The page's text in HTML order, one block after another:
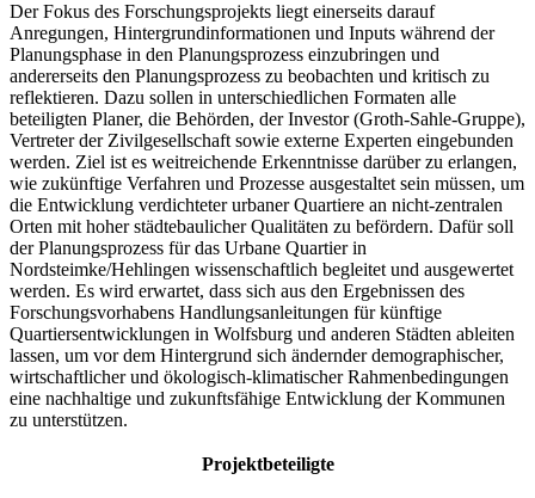
Der Fokus des Forschungsprojekts liegt einerseits darauf
Anregungen, Hintergrundinformationen und Inputs während der
Planungsphase in den Planungsprozess einzubringen und
andererseits den Planungsprozess zu beobachten und kritisch zu
reflektieren. Dazu sollen in unterschiedlichen Formaten alle
beteiligten Planer, die Behörden, der Investor (Groth-Sahle-Gruppe),
Vertreter der Zivilgesellschaft sowie externe Experten eingebunden
werden. Ziel ist es weitreichende Erkenntnisse darüber zu erlangen,
wie zukünftige Verfahren und Prozesse ausgestaltet sein müssen, um
die Entwicklung verdichteter urbaner Quartiere an nicht-zentralen
Orten mit hoher städtebaulicher Qualitäten zu befördern. Dafür soll
der Planungsprozess für das Urbane Quartier in
Nordsteimke/Hehlingen wissenschaftlich begleitet und ausgewertet
werden. Es wird erwartet, dass sich aus den Ergebnissen des
Forschungsvorhabens Handlungsanleitungen für künftige
Quartiersentwicklungen in Wolfsburg und anderen Städten ableiten
lassen, um vor dem Hintergrund sich ändernder demographischer,
wirtschaftlicher und ökologisch-klimatischer Rahmenbedingungen
eine nachhaltige und zukunftsfähige Entwicklung der Kommunen
zu unterstützen.
Projektbeteiligte